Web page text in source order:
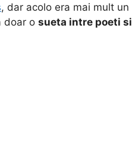
, dar acolo era mai mult un
doar o sueta intre poeti si